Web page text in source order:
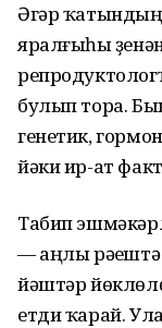
Әгәр ҡатындың
яралғыһы
булып тора.
генетик,
йәки ир-ат
Табип
— аңлы рәүештә
йәштәр
етди ҡарай.